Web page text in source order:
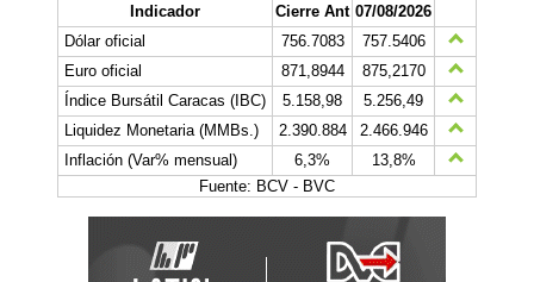
Indicador Cierre Ant 07/08/2026
Dólar oficial
756.7083
757.5406
Euro oficial
871,8944
875,2170
Índice Bursátil Caracas (IBC)
5.158,98
5.256,49
Liquidez Monetaria (MMBs.)
2.390.884
2.466.946
Inflación (Var% mensual)
6,3%
13,8%
Fuente: BCV - BVC